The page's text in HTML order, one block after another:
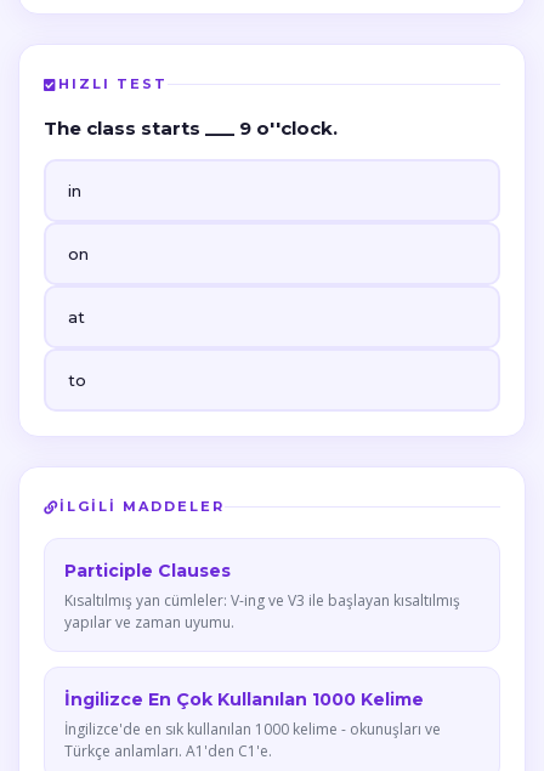
HIZLI TEST
The class starts ___ 9 o''clock.
in
on
at
to
İLGILI MADDELER
Participle Clauses
Kısaltılmış yan cümleler: V-ing ve V3 ile başlayan kısaltılmış
yapılar ve zaman uyumu.
İngilizce En Çok Kullanılan 1000 Kelime
İngilizce'de en sık kullanılan 1000 kelime - okunuşları ve
Türkçe anlamları. A1'den C1'e.